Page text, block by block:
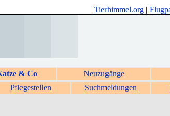
Tierhimmel.org |
& Co Neuzugänge
Pflegestellen Suchmeldungen